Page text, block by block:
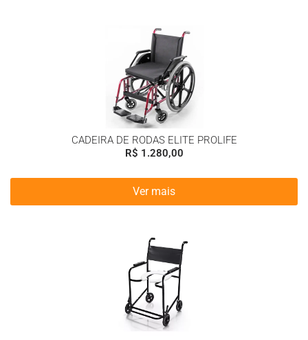
CADEIRA DE RODAS ELITE PROLIFE
R$ 1.280,00
Ver mais